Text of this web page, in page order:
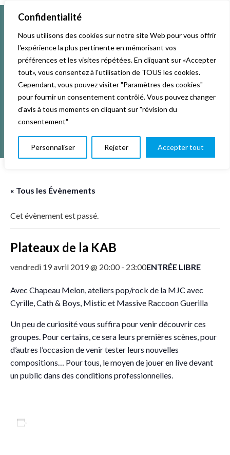
Confidentialité
Nous utilisons des cookies sur notre site Web pour vous offrir
l'expérience la plus pertinente en mémorisant vos
préférences et les visites répétées. En cliquant sur «Accepter
tout», vous consentez à l'utilisation de TOUS les cookies.
Cependant, vous pouvez visiter "Paramètres des cookies"
pour fournir un consentement contrôlé. Vous pouvez changer
d'avis à tous moments en cliquant sur "révision du
consentement"
Personnaliser Rejeter Accepter tout
Accueil Activités & Inscriptions Billetterie
Événements Studios L’association
« Tous les Évènements
Cet évènement est passé.
Plateaux de la KAB
vendredi 19 avril 2019 @ 20:00- 23:00ENTRÉE LIBRE
Avec Chapeau Melon, ateliers pop/rock de la MJC avec
Cyrille, Cath & Boys, Mistic et Massive Raccoon Guerilla
Un peu de curiosité vous suffira pour venir découvrir ces
groupes. Pour certains, ce sera leurs premières scènes, pour
d’autres l’occasion de venir tester leurs nouvelles
compositions… Pour tous, le moyen de jouer en live devant
un public dans des conditions professionnelles.